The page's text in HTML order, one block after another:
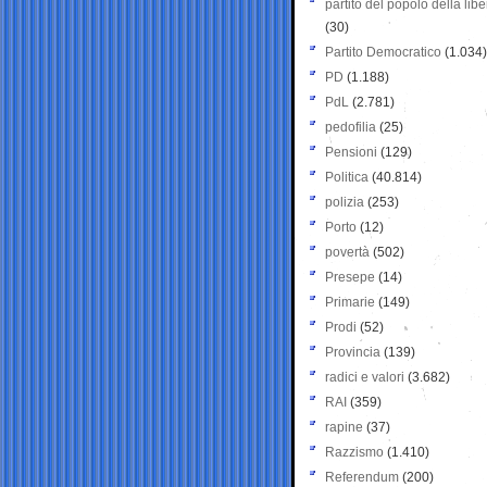
partito del popolo della
(30)
Partito Democratico (1.034)
PD (1.188)
PdL (2.781)
pedofilia (25)
Pensioni (129)
Politica (40.814)
polizia (253)
Porto (12)
povertà (502)
Presepe (14)
Primarie (149)
Prodi (52)
Provincia (139)
radici e valori (3.682)
RAI (359)
rapine (37)
Razzismo (1.410)
Referendum (200)